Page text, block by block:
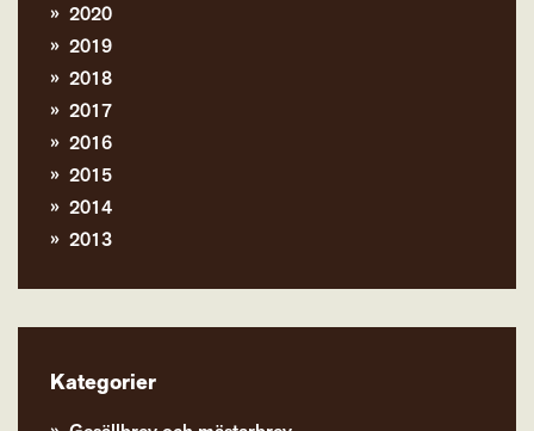
2020
2019
2018
2017
2016
2015
2014
2013
Kategorier